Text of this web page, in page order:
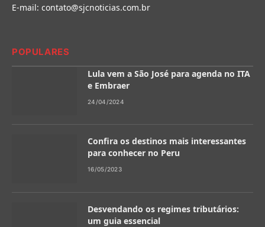
E-mail: contato@sjcnoticias.com.br
POPULARES
Lula vem a São José para agenda no ITA
e Embraer
24/04/2024
Confira os destinos mais interessantes
para conhecer no Peru
16/05/2023
Desvendando os regimes tributários:
um guia essencial